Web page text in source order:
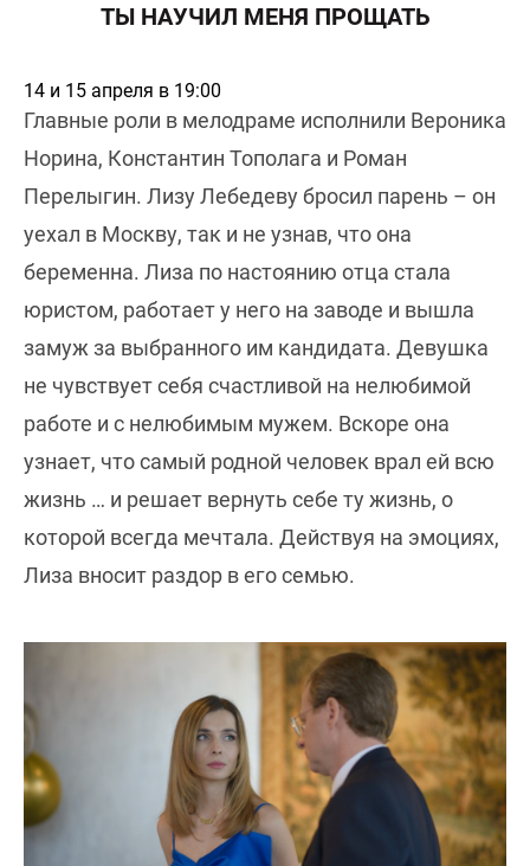
ТЫ НАУЧИЛ МЕНЯ ПРОЩАТЬ
14 и 15 апреля в 19:00
Главные роли в мелодраме исполнили Вероника
Норина, Константин Тополага и Роман
Перелыгин. Лизу Лебедеву бросил парень – он
уехал в Москву, так и не узнав, что она
беременна. Лиза по настоянию отца стала
юристом, работает у него на заводе и вышла
замуж за выбранного им кандидата. Девушка
не чувствует себя счастливой на нелюбимой
работе и с нелюбимым мужем. Вскоре она
узнает, что самый родной человек врал ей всю
жизнь … и решает вернуть себе ту жизнь, о
которой всегда мечтала. Действуя на эмоциях,
Лиза вносит раздор в его семью.